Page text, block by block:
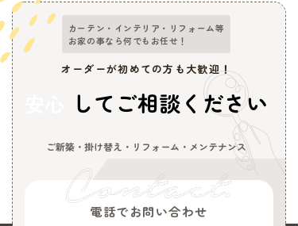
カーテン・インテリア・リフォーム等
お家の事なら何でもお任せ！
オーダーが初めての方も大歓迎！
してご相談ください
ご新築・掛け替え・リフォーム・メンテナンス
電話でお問い合わせ